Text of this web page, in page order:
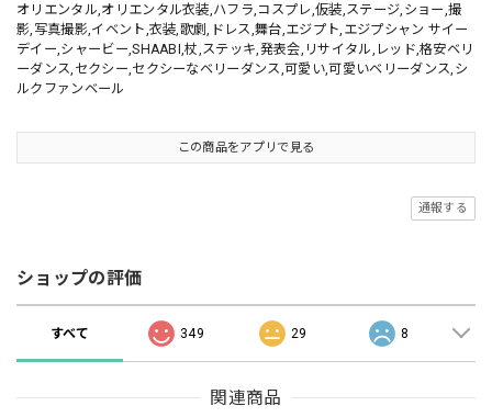
オリエンタル,オリエンタル衣装,ハフラ,コスプレ,仮装,ステージ,ショー,撮
影,写真撮影,イベント,衣装,歌劇,ドレス,舞台,エジプト,エジプシャン サイー
デイー,シャービー,SHAABI,杖,ステッキ,発表会,リサイタル,レッド,格安ベリ
ーダンス,セクシー,セクシーなベリーダンス,可愛い,可愛いベリーダンス,シ
ルクファンベール
この商品をアプリで見る
通報する
ショップの評価
すべて 349 29 8
関連商品